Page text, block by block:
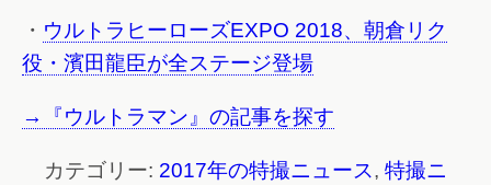
・ ウルトラヒーローズEXPO 2018、朝倉リク
役・濱田龍臣が全ステージ登場
→『ウルトラマン』の記事を探す
カテゴリー: 2017年の特撮ニュース, 特撮ニ